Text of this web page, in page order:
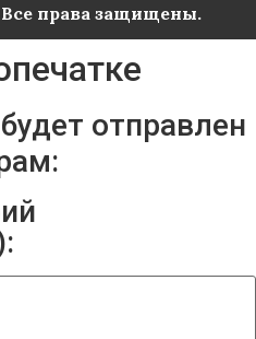
права защищены.
отправлен